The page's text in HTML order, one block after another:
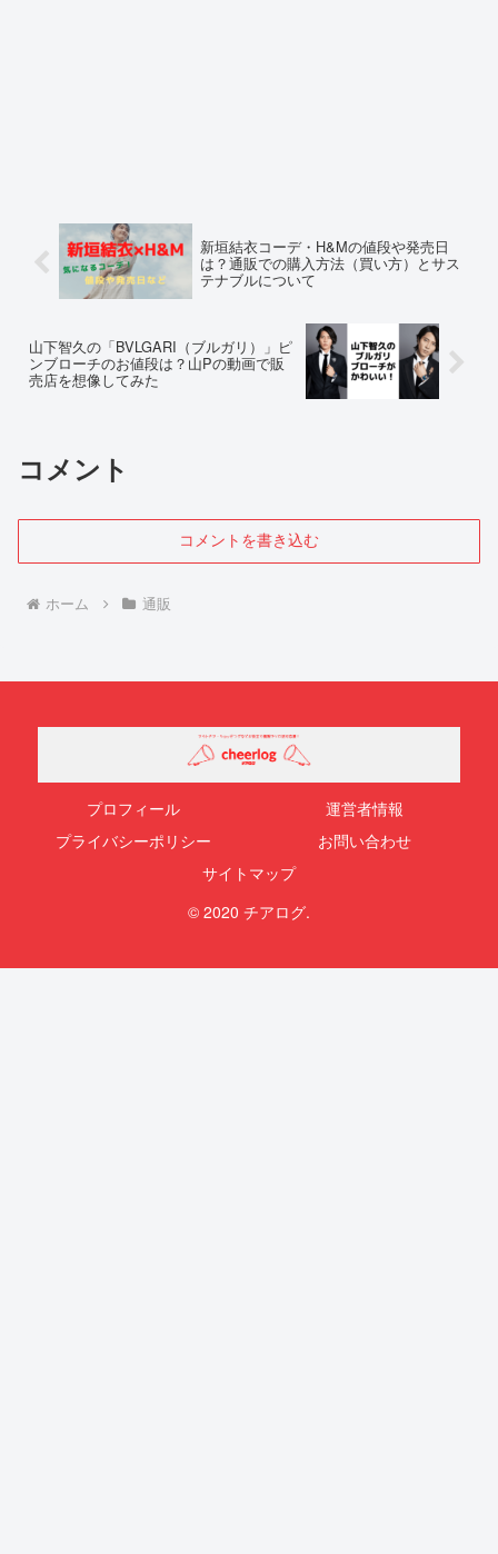
新垣結衣コーデ・H&Mの値段や発売日
は？通販での購入方法（買い方）とサス
テナブルについて
山下智久の「BVLGARI（ブルガリ）」ピ
ンブローチのお値段は？山Pの動画で販
売店を想像してみた
コメント
コメントを書き込む
ホーム 通販
プロフィール
運営者情報
プライバシーポリシー
お問い合わせ
サイトマップ
© 2020 チアログ.